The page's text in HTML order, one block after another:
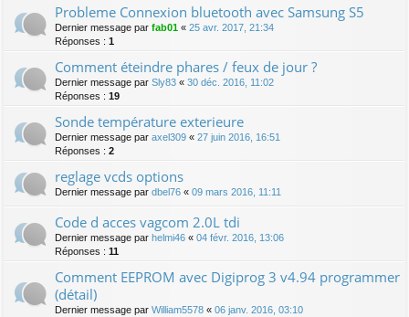
Probleme Connexion bluetooth avec Samsung S5
Dernier message par fab01 « 25 avr. 2017, 21:34
Réponses : 1
Comment éteindre phares / feux de jour ?
Dernier message par Sly83 « 30 déc. 2016, 11:02
Réponses : 19
Sonde température exterieure
Dernier message par axel309 « 27 juin 2016, 16:51
Réponses : 2
reglage vcds options
Dernier message par dbel76 « 09 mars 2016, 11:11
Code d acces vagcom 2.0L tdi
Dernier message par helmi46 « 04 févr. 2016, 13:06
Réponses : 11
Comment EEPROM avec Digiprog 3 v4.94 programmer
(détail)
Dernier message par William5578 « 06 janv. 2016, 03:10